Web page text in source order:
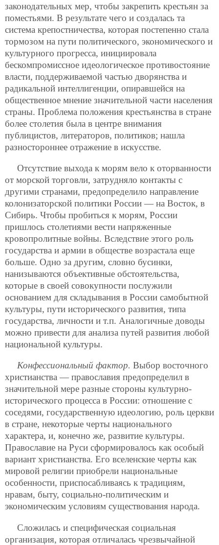
законодательных мер, чтобы закрепить крестьян за
поместьями. В результате чего и создалась та
система крепостничества, которая постепенно стала
тормозом на пути политического, экономического и
культурного прогресса, инициировала
бескомпромиссное идеологическое противостояние
власти, поддерживаемой частью дворянства и
радикальной интеллигенции, опиравшейся на
общественное мнение значительной части населения
страны. Проблема положения крестьянства в стране
более столетия была в центре внимания
публицистов, литераторов, политиков; нашла
разностороннее отражение в искусстве.
Отсутствие выхода к морям вело к оторванности
от морской торговли, затрудняло контакты с
другими странами, предопределило направление
колонизаторской политики России — на Восток, в
Сибирь. Чтобы пробиться к морям, России
пришлось столетиями вести напряженные
кровопролитные войны. Вследствие этого роль
государства и армии в обществе возрастала еще
больше. Одно за другим, словно бусинки,
нанизываются объективные обстоятельства,
которые в своей совокупности послужили
основанием для складывания в России самобытной
культуры, пути исторического развития, типа
государства, личности и т.п. Аналогичные доводы
можно привести для анализа путей развития любой
национальной культуры.
Конфессиональный фактор. Выбор восточного
христианства — православия предопределил в
значительной мере разные стороны культурно-
исторического процесса в России: отношение с
соседями, государственную идеологию, роль церкви
в стране, некоторые черты национального
характера, и, конечно же, развитие культуры.
Православие на Руси сформировалось как особый
вариант христианства. Его вселенские черты как
мировой религии приобрели национальные
особенности, приспосабливаясь к традициям,
нравам, быту, социально-политическим и
экономическим условиям существования народа.
Сложилась и специфическая социальная
организация, которая отличалась чрезвычайной